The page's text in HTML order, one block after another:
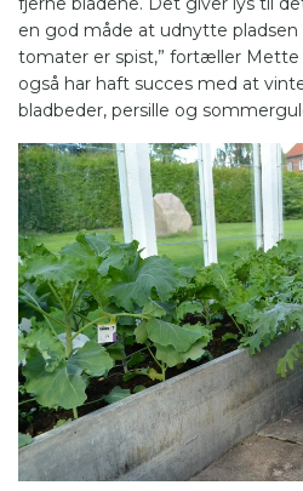
en god måde at udnytte pladsen
tomater er spist,” fortæller Mette
også har haft succes med at
bladbeder, persille og